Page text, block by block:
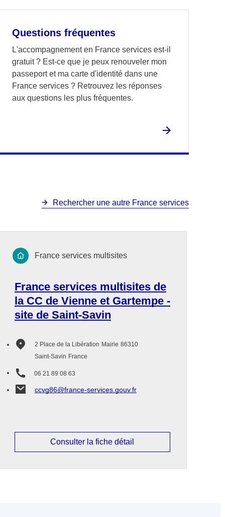
Questions fréquentes
L'accompagnement en France services est-il
gratuit ? Est-ce que je peux renouveler mon
passeport et ma carte d'identité dans une
France services ? Retrouvez les réponses
aux questions les plus fréquentes.
Rechercher une autre France services
France services multisites de
la CC de Vienne et Gartempe -
site de Saint-Savin
2 Place de la Libération Mairie 86310
Saint-Savin France
06 21 89 08 63
ccvg86@france-services.gouv.fr
France services multisites
Consulter la fiche détail